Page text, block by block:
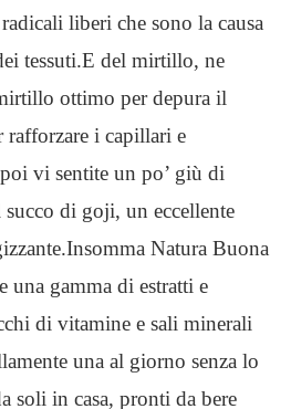
liberi che sono la causa
tessuti.E del mirtillo, ne
ottimo per depura il
rafforzare i capillari e
vi sentite un po’ giù di
di goji, un eccellente
Natura Buona
una gamma di estratti e
di vitamine e sali minerali
una al giorno senza lo
soli in casa, pronti da bere